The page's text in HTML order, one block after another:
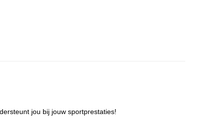
jou bij jouw sportprestaties!